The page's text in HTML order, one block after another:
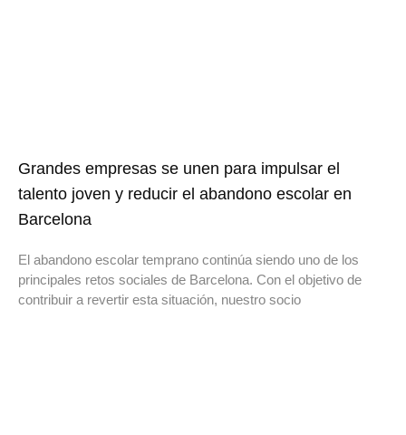
Grandes empresas se unen para impulsar el
talento joven y reducir el abandono escolar en
Barcelona
El abandono escolar temprano continúa siendo uno de los
principales retos sociales de Barcelona. Con el objetivo de
contribuir a revertir esta situación, nuestro socio